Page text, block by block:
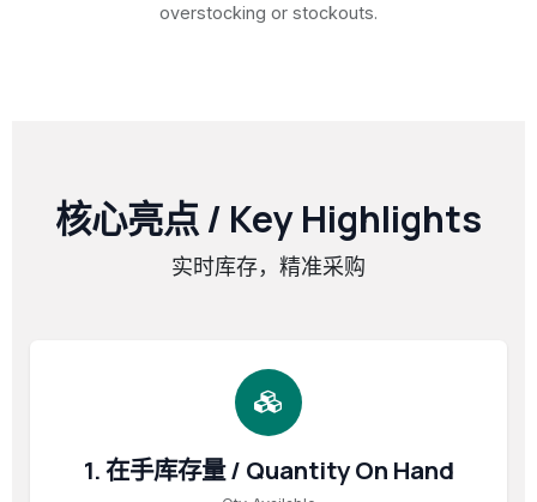
overstocking or stockouts.
核心亮点 / Key Highlights
实时库存，精准采购
1. 在手库存量 / Quantity On Hand